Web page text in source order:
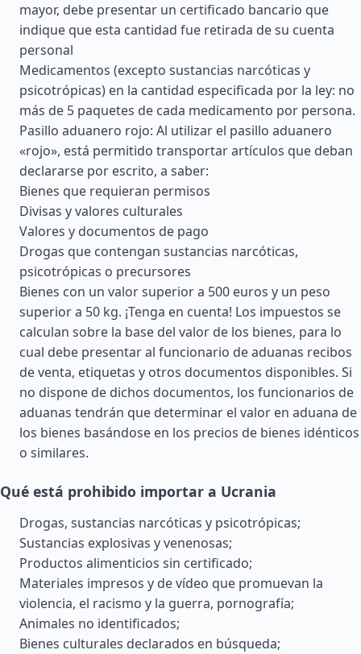
mayor, debe presentar un certificado bancario que
indique que esta cantidad fue retirada de su cuenta
personal
Medicamentos (excepto sustancias narcóticas y
psicotrópicas) en la cantidad especificada por la ley: no
más de 5 paquetes de cada medicamento por persona.
Pasillo aduanero rojo: Al utilizar el pasillo aduanero
«rojo», está permitido transportar artículos que deban
declararse por escrito, a saber:
Bienes que requieran permisos
Divisas y valores culturales
Valores y documentos de pago
Drogas que contengan sustancias narcóticas,
psicotrópicas o precursores
Bienes con un valor superior a 500 euros y un peso
superior a 50 kg. ¡Tenga en cuenta! Los impuestos se
calculan sobre la base del valor de los bienes, para lo
cual debe presentar al funcionario de aduanas recibos
de venta, etiquetas y otros documentos disponibles. Si
no dispone de dichos documentos, los funcionarios de
aduanas tendrán que determinar el valor en aduana de
los bienes basándose en los precios de bienes idénticos
o similares.
Qué está prohibido importar a Ucrania
Drogas, sustancias narcóticas y psicotrópicas;
Sustancias explosivas y venenosas;
Productos alimenticios sin certificado;
Materiales impresos y de vídeo que promuevan la
violencia, el racismo y la guerra, pornografía;
Animales no identificados;
Bienes culturales declarados en búsqueda;